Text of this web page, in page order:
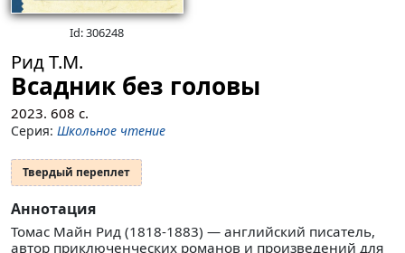
Id: 306248
Рид Т.М.
Всадник без головы
2023. 608 с.
Серия: Школьное чтение
Твердый переплет
Аннотация
Томас Майн Рид (1818-1883) — английский писатель,
автор приключенческих романов и произведений для